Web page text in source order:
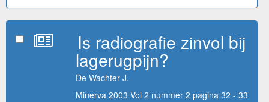
Is radiografie zinvol bij
lagerugpijn?
De Wachter J.
Minerva 2003 Vol 2 nummer 2 pagina 32 - 33